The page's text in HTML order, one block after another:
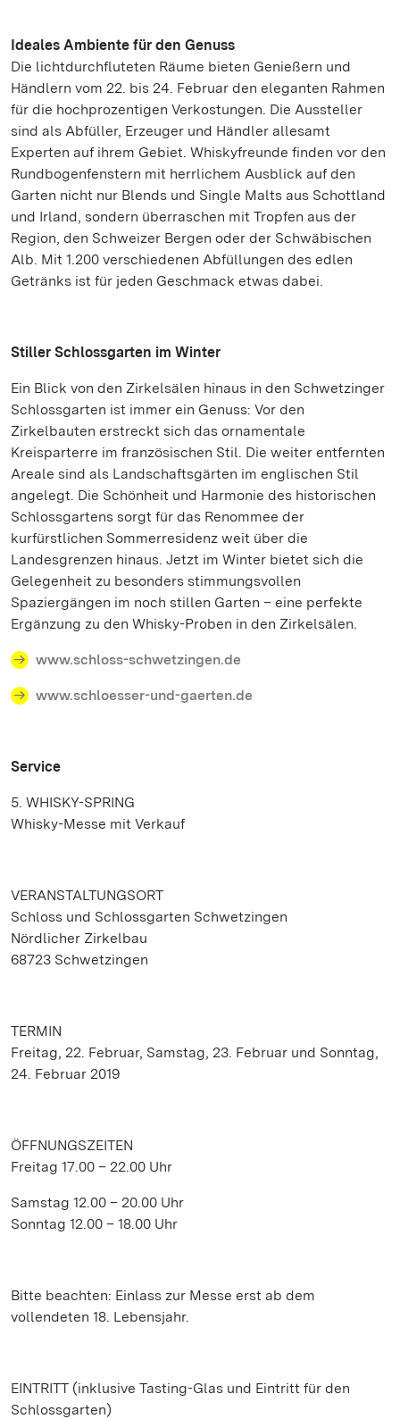
Ideales Ambiente für den Genuss
Die lichtdurchfluteten Räume bieten Genießern und
Händlern vom 22. bis 24. Februar den eleganten Rahmen
für die hochprozentigen Verkostungen. Die Aussteller
sind als Abfüller, Erzeuger und Händler allesamt
Experten auf ihrem Gebiet. Whiskyfreunde finden vor den
Rundbogenfenstern mit herrlichem Ausblick auf den
Garten nicht nur Blends und Single Malts aus Schottland
und Irland, sondern überraschen mit Tropfen aus der
Region, den Schweizer Bergen oder der Schwäbischen
Alb. Mit 1.200 verschiedenen Abfüllungen des edlen
Getränks ist für jeden Geschmack etwas dabei.
Stiller Schlossgarten im Winter
Ein Blick von den Zirkelsälen hinaus in den Schwetzinger
Schlossgarten ist immer ein Genuss: Vor den
Zirkelbauten erstreckt sich das ornamentale
Kreisparterre im französischen Stil. Die weiter entfernten
Areale sind als Landschaftsgärten im englischen Stil
angelegt. Die Schönheit und Harmonie des historischen
Schlossgartens sorgt für das Renommee der
kurfürstlichen Sommerresidenz weit über die
Landesgrenzen hinaus. Jetzt im Winter bietet sich die
Gelegenheit zu besonders stimmungsvollen
Spaziergängen im noch stillen Garten – eine perfekte
Ergänzung zu den Whisky-Proben in den Zirkelsälen.
www.schloss-schwetzingen.de
www.schloesser-und-gaerten.de
Service
5. WHISKY-SPRING
Whisky-Messe mit Verkauf
VERANSTALTUNGSORT
Schloss und Schlossgarten Schwetzingen
Nördlicher Zirkelbau
68723 Schwetzingen
TERMIN
Freitag, 22. Februar, Samstag, 23. Februar und Sonntag,
24. Februar 2019
ÖFFNUNGSZEITEN
Freitag 17.00 – 22.00 Uhr
Samstag 12.00 – 20.00 Uhr
Sonntag 12.00 – 18.00 Uhr
Bitte beachten: Einlass zur Messe erst ab dem
vollendeten 18. Lebensjahr.
EINTRITT (inklusive Tasting-Glas und Eintritt für den
Schlossgarten)